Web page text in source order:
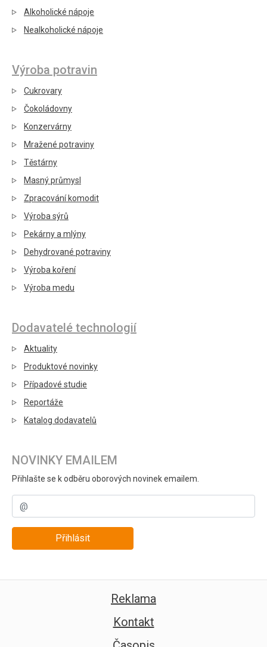
Alkoholické nápoje
Nealkoholické nápoje
Výroba potravin
Cukrovary
Čokoládovny
Konzervárny
Mražené potraviny
Těstárny
Masný průmysl
Zpracování komodit
Výroba sýrů
Pekárny a mlýny
Dehydrované potraviny
Výroba koření
Výroba medu
Dodavatelé technologií
Aktuality
Produktové novinky
Případové studie
Reportáže
Katalog dodavatelů
NOVINKY EMAILEM
Přihlašte se k odběru oborových novinek emailem.
Přihlásit
Reklama
Kontakt